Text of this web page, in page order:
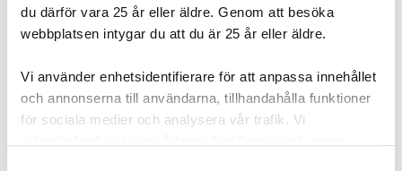
du därför vara 25 år eller äldre. Genom att besöka
webbplatsen intygar du att du är 25 år eller äldre.
Vi använder enhetsidentifierare för att anpassa innehållet
och annonserna till användarna, tillhandahålla funktioner
för sociala medier och analysera vår trafik. Vi